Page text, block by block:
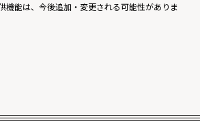
閲覧することができます。
能は、今後追加・変更される可能性がありま